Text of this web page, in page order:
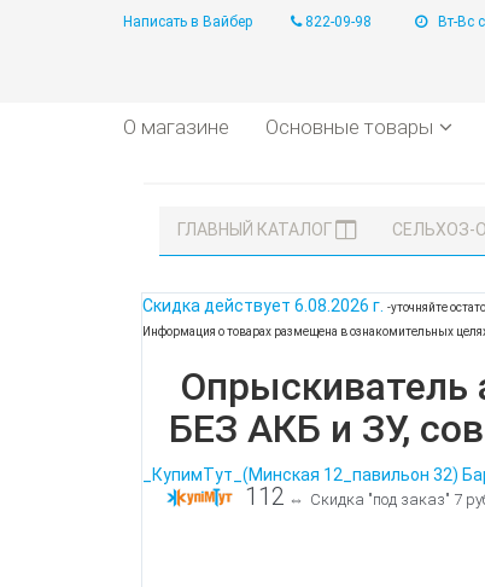
Написать в Вайбер 822-09-98 Вт-Вс с
О магазине Основные товары
ГЛАВНЫЙ КАТАЛОГ СЕЛЬХОЗ-
Скидка действует 6.08.2026 г. -уточняйте
Информация о товарах размещена в ознакомительных
Опрыскиватель
БЕЗ АКБ и ЗУ,
_КупимТут_(Минская 12_павильон 32)
112 ⇔ Скидка "под заказ" 7